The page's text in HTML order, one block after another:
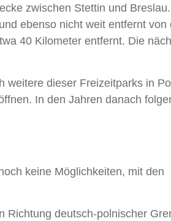
zwischen Stettin und
ebenso nicht weit entfernt von
40 Kilometer entfernt. Die
weitere dieser Freizeitparks in
In den Jahren danach
keine Möglichkeiten, mit den
Richtung deutsch-polnischer